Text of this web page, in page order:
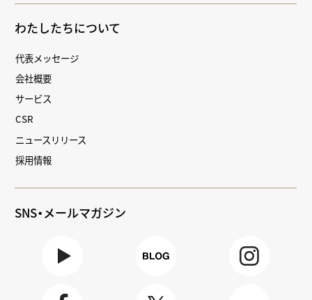
わたしたちについて
代表メッセージ
会社概要
サービス
CSR
ニュースリリース
採用情報
SNS・メールマガジン